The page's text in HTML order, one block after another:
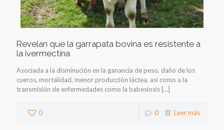
Revelan que la garrapata bovina es resistente a
la ivermectina
Asociada a la disminución en la ganancia de peso, daño de los
cueros, mortalidad, menor producción láctea, así como a la
transmisión de enfermedades como la babesiosis […]
0 0 Leer más